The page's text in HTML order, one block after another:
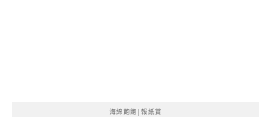
海綿飽飽|報紙賞